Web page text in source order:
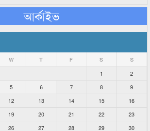
আর্কাইভ
W T F S S
1
2
5 6 7 8
9
12 13 14 15
16
19 20 21 22
23
26 27 28 29 30